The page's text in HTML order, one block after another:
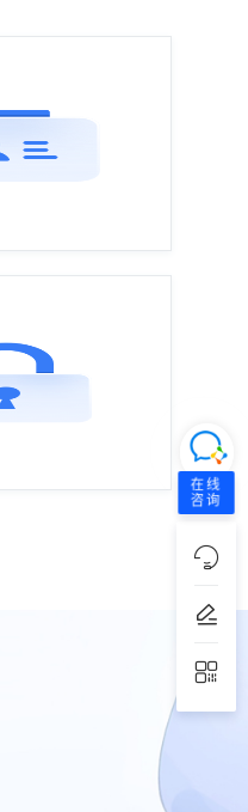
在线
咨询